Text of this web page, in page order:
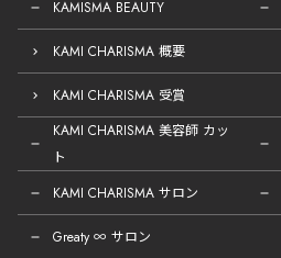
KAMISMA BEAUTY
KAMI CHARISMA 概要
KAMI CHARISMA 受賞
KAMI CHARISMA 美容師 カッ
ト
KAMI CHARISMA サロン
Greaty ∞ サロン